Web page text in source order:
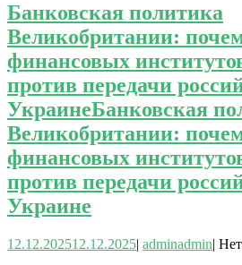
Банковская политика
Великобритании:
финансовых
против передачи
УкраинеБанковская
Великобритании:
финансовых
против передачи
Украине
12.12.202512.12.2025| adminadmin|